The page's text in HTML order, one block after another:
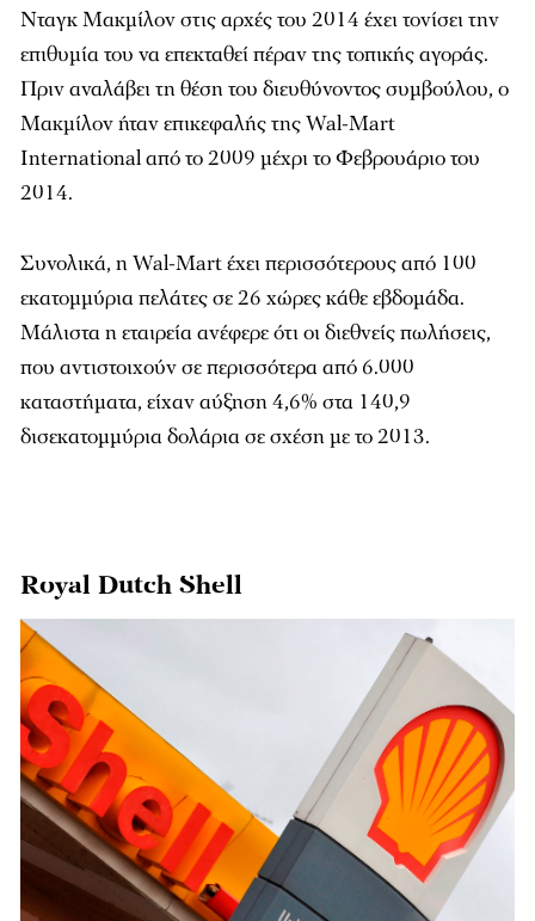
Νταγκ Μακμίλον στις αρχές του 2014 έχει τονίσει την
επιθυμία του να επεκταθεί πέραν της τοπικής αγοράς.
Πριν αναλάβει τη θέση του διευθύνοντος συμβούλου, ο
Μακμίλον ήταν επικεφαλής της Wal-Mart
International από το 2009 μέχρι το Φεβρουάριο του
2014.
Συνολικά, η Wal-Mart έχει περισσότερους από 100
εκατομμύρια πελάτες σε 26 χώρες κάθε εβδομάδα.
Μάλιστα η εταιρεία ανέφερε ότι οι διεθνείς πωλήσεις,
που αντιστοιχούν σε περισσότερα από 6.000
καταστήματα, είχαν αύξηση 4,6% στα 140,9
δισεκατομμύρια δολάρια σε σχέση με το 2013.
Royal Dutch Shell